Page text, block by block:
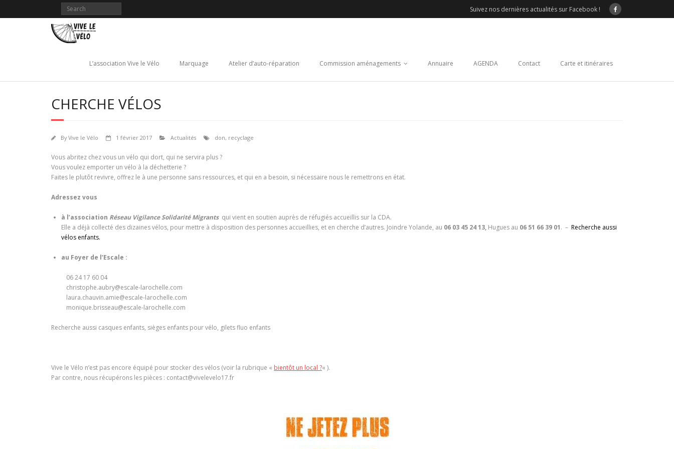
Suivez nos dernières actualités sur Facebook !
L’association Vive le Vélo Marquage Atelier d’auto-réparation Commission aménagements Annuaire AGENDA Contact Carte et itinéraires
CHERCHE VÉLOS
ByVive le Vélo 1 février 2017 Actualités don, recyclage
Vous abritez chez vous un vélo qui dort, qui ne servira plus ?
Vous voulez emporter un vélo à la déchetterie ?
Faites le plutôt revivre, offrez le à une personne sans ressources, et qui en a besoin, si nécessaire nous le remettrons en état.
Adressez vous
à l’association Réseau Vigilance Solidarité Migrants qui vient en soutien auprès de réfugiés accueillis sur la CDA.
Elle a déjà collecté des dizaines vélos, pour mettre à disposition des personnes accueillies, et en cherche d’autres. Joindre Yolande, au 06 03 45 24 13, Hugues au 06 51 66 39 01. – Recherche aussi
vélos enfants.
au Foyer de l’Escale :
06 24 17 60 04
christophe.aubry@escale-larochelle.com
laura.chauvin.amie@escale-larochelle.com
monique.brisseau@escale-larochelle.com
Recherche aussi casques enfants, sièges enfants pour vélo, gilets fluo enfants
Vive le Vélo n’est pas encore équipé pour stocker des vélos (voir la rubrique « bientôt un local ?« ).
Par contre, nous récupérons les pièces : contact@vivelevelo17.fr